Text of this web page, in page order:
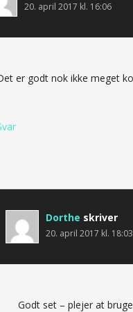
20. april 2017 kl. 16:06
er godt nok ikke meget
Dorthe skriver
20. april 2017 kl. 18:03
Godt set – plejer at